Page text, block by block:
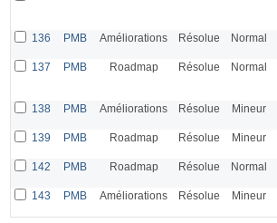
136 PMB Améliorations Résolue Normal
137 PMB Roadmap Résolue Normal
138 PMB Améliorations Résolue Mineur
139 PMB Roadmap Résolue Mineur
142 PMB Roadmap Résolue Normal
143 PMB Améliorations Résolue Mineur